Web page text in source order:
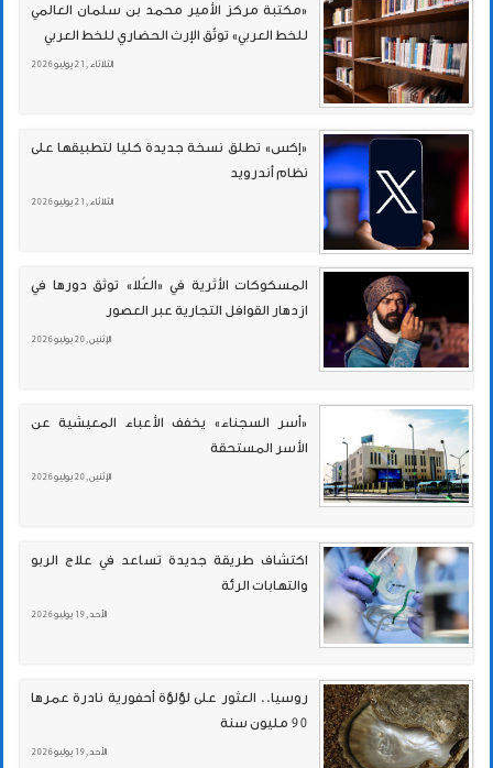
«مكتبة مركز الأمير محمد بن سلمان العالمي
للخط العربي» توثّق الإرث الحضاري للخط العربي
الثلاثاء , 21 يوليو 2026
«إكس» تطلق نسخة جديدة كليا لتطبيقها على
نظام أندرويد
الثلاثاء , 21 يوليو 2026
المسكوكات الأثرية في «العُلا» توثق دورها في
ازدهار القوافل التجارية عبر العصور
الإثنين , 20 يوليو 2026
«أسر السجناء» يخفف الأعباء المعيشية عن
الأسر المستحقة
الإثنين , 20 يوليو 2026
اكتشاف طريقة جديدة تساعد في علاج الربو
والتهابات الرئة
الأحد , 19 يوليو 2026
روسيا.. العثور على لؤلؤة أحفورية نادرة عمرها
90 مليون سنة
الأحد , 19 يوليو 2026